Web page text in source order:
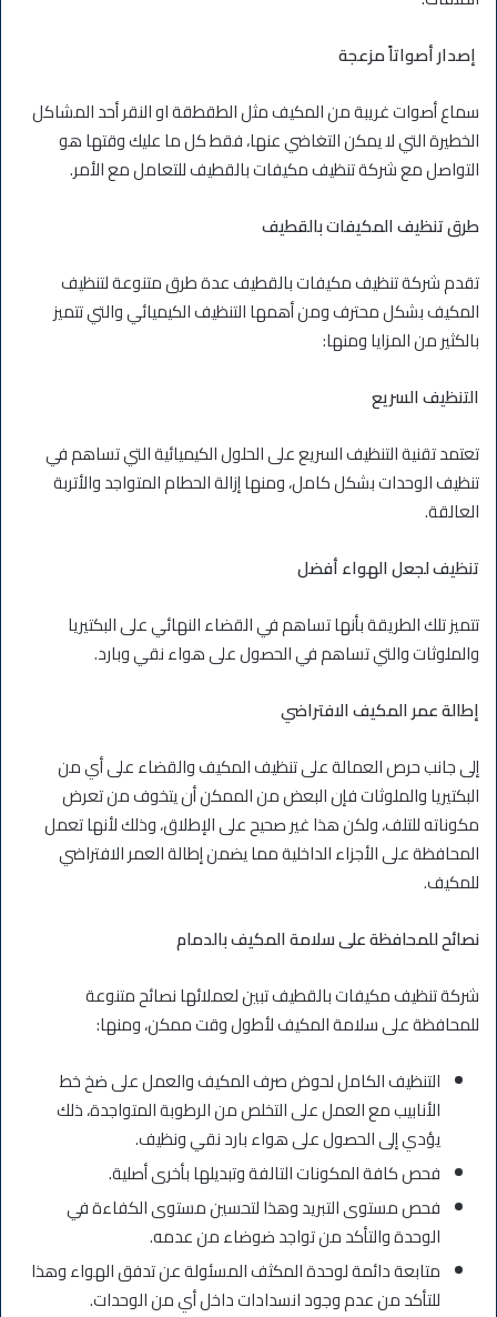
إصدار أصواتاً مزعجة
سماع أصوات غريبة من المكيف مثل الطقطقة او النقر أحد المشاكل
الخطيرة التي لا يمكن التغاضي عنها، فقط كل ما عليك وقتها هو
التواصل مع شركة تنظيف مكيفات بالقطيف للتعامل مع الأمر.
طرق تنظيف المكيفات بالقطيف
تقدم شركة تنظيف مكيفات بالقطيف عدة طرق متنوعة لتنظيف
المكيف بشكل محترف ومن أهمها التنظيف الكيميائي والتي تتميز
بالكثير من المزايا ومنها:
التنظيف السريع
تعتمد تقنية التنظيف السريع على الحلول الكيميائية التي تساهم في
تنظيف الوحدات بشكل كامل، ومنها إزالة الحطام المتواجد والأتربة
العالقة.
تنظيف لجعل الهواء أفضل
تتميز تلك الطريقة بأنها تساهم في القضاء النهائي على البكتيريا
والملوثات والتي تساهم في الحصول على هواء نقي وبارد.
إطالة عمر المكيف الافتراضي
إلى جانب حرص العمالة على تنظيف المكيف والقضاء على أي من
البكتيريا والملوثات فإن البعض من الممكن أن يتخوف من تعرض
مكوناته للتلف، ولكن هذا غير صحيح على الإطلاق، وذلك لأنها تعمل
المحافظة على الأجزاء الداخلية مما يضمن إطالة العمر الافتراضي
للمكيف.
نصائح للمحافظة على سلامة المكيف بالدمام
شركة تنظيف مكيفات بالقطيف تبين لعملائها نصائح متنوعة
للمحافظة على سلامة المكيف لأطول وقت ممكن، ومنها:
التنظيف الكامل لحوض صرف المكيف والعمل على ضخ خط
الأنابيب مع العمل على التخلص من الرطوبة المتواجدة، ذلك
يؤدي إلى الحصول على هواء بارد نقي ونظيف.
فحص كافة المكونات التالفة وتبديلها بأخرى أصلية.
فحص مستوى التبريد وهذا لتحسين مستوى الكفاءة في
الوحدة والتأكد من تواجد ضوضاء من عدمه.
متابعة دائمة لوحدة المكثف المسئولة عن تدفق الهواء وهذا
للتأكد من عدم وجود انسدادات داخل أي من الوحدات.